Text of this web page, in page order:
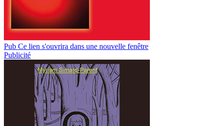
Pub Ce lien s'ouvrira dans une nouvelle fenêtre
Publicité